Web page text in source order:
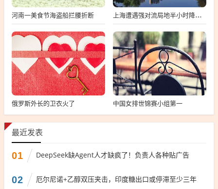
河南一美食节海盗船拦腰折断 上海遭遇强对流局地半小时降温13℃
俄罗斯外长的卫衣火了 中国女排世锦赛小组第一
最近发表
01 DeepSeek缺Agent人才缺疯了！负责人各种贴广告
02 厄尔尼诺+乙醇双压夹击，印度糖出口或停滞至少三年